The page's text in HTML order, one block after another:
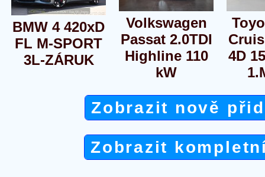
BMW 4 420xD
FL M-SPORT
3L-ZÁRUK
Volkswagen
Passat 2.0TDI
Highline 110
kW
4D
Zobrazit nově
Zobrazit